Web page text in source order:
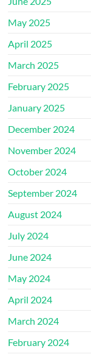
May 2025
April 2025
March 2025
February 2025
January 2025
December 2024
November 2024
October 2024
September 2024
August 2024
July 2024
June 2024
May 2024
April 2024
March 2024
February 2024